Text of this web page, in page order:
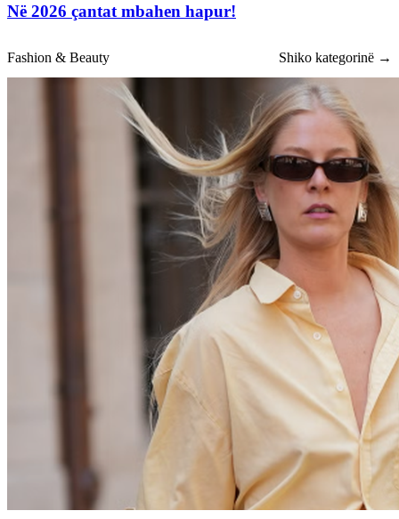
Në 2026 çantat mbahen hapur!
Fashion & Beauty Shiko kategorinë →